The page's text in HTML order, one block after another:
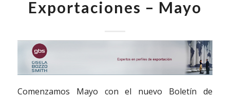
Exportaciones – Mayo
Comenzamos Mayo con el nuevo Boletín de